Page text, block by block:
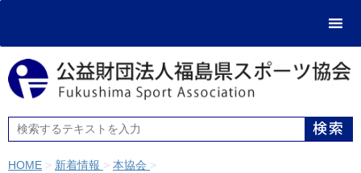
HOME > 新着情報 > 本協会 >